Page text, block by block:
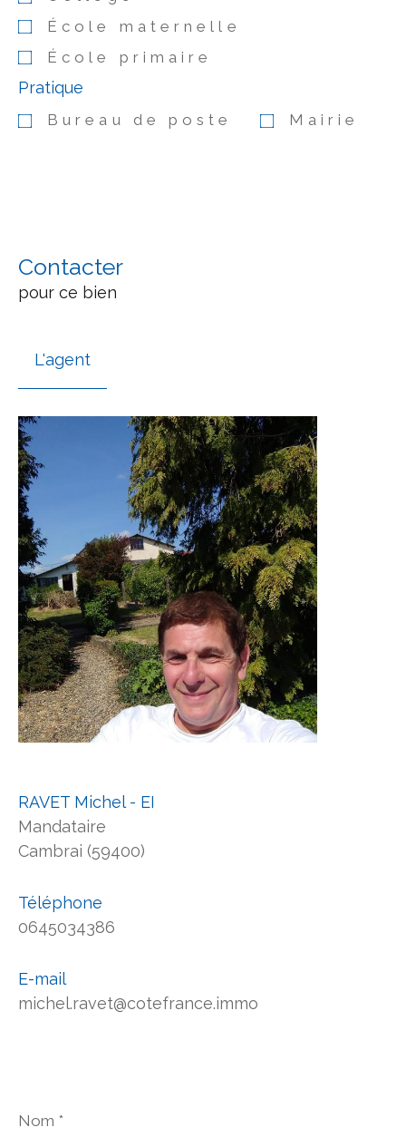
École maternelle
École primaire
Pratique
Bureau de poste Mairie
Contacter
pour ce bien
L'agent
RAVET Michel - EI
Mandataire
Cambrai (59400)
Téléphone
0645034386
E-mail
michel.ravet@cotefrance.immo
*